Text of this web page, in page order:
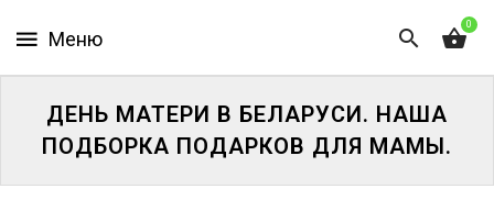
0
НОВОСТИ,
АКЦИИ
ОТЗЫВЫ
ЮРЛИЦАМ
ДЕНЬ МАТЕРИ В БЕЛАРУСИ. НАША
ПОДБОРКА ПОДАРКОВ ДЛЯ МАМЫ.